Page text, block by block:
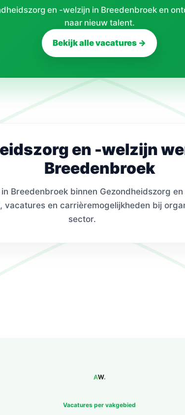
en -welzijn in Breedenbroek en
naar nieuw talent.
Bekijk alle vacatures →
en -welzijn
Breedenbroek
Breedenbroek binnen Gezondheidszorg
vacatures en carrièremogelijkheden bij
sector.
Vacatures per vakgebied